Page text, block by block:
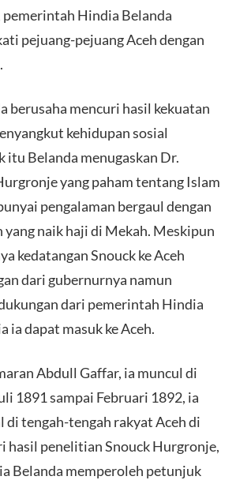
pemerintah Hindia Belanda
pejuang-pejuang Aceh dengan
berusaha mencuri hasil kekuatan
kehidupan sosial
itu Belanda menugaskan Dr.
yang paham tentang Islam
pengalaman bergaul dengan
yang naik haji di Mekah. Meskipun
kedatangan Snouck ke Aceh
dari gubernurnya namun
dari pemerintah Hindia
ia dapat masuk ke Aceh.
Abdull Gaffar, ia muncul di
1891 sampai Februari 1892, ia
tengah-tengah rakyat Aceh di
hasil penelitian Snouck Hurgronje,
Belanda memperoleh petunjuk